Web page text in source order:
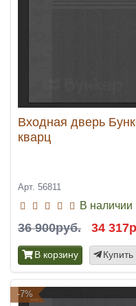
Входная дверь
кварц
Арт. 56811
В наличии
36 900руб. 34
В корзину Купить
-7%